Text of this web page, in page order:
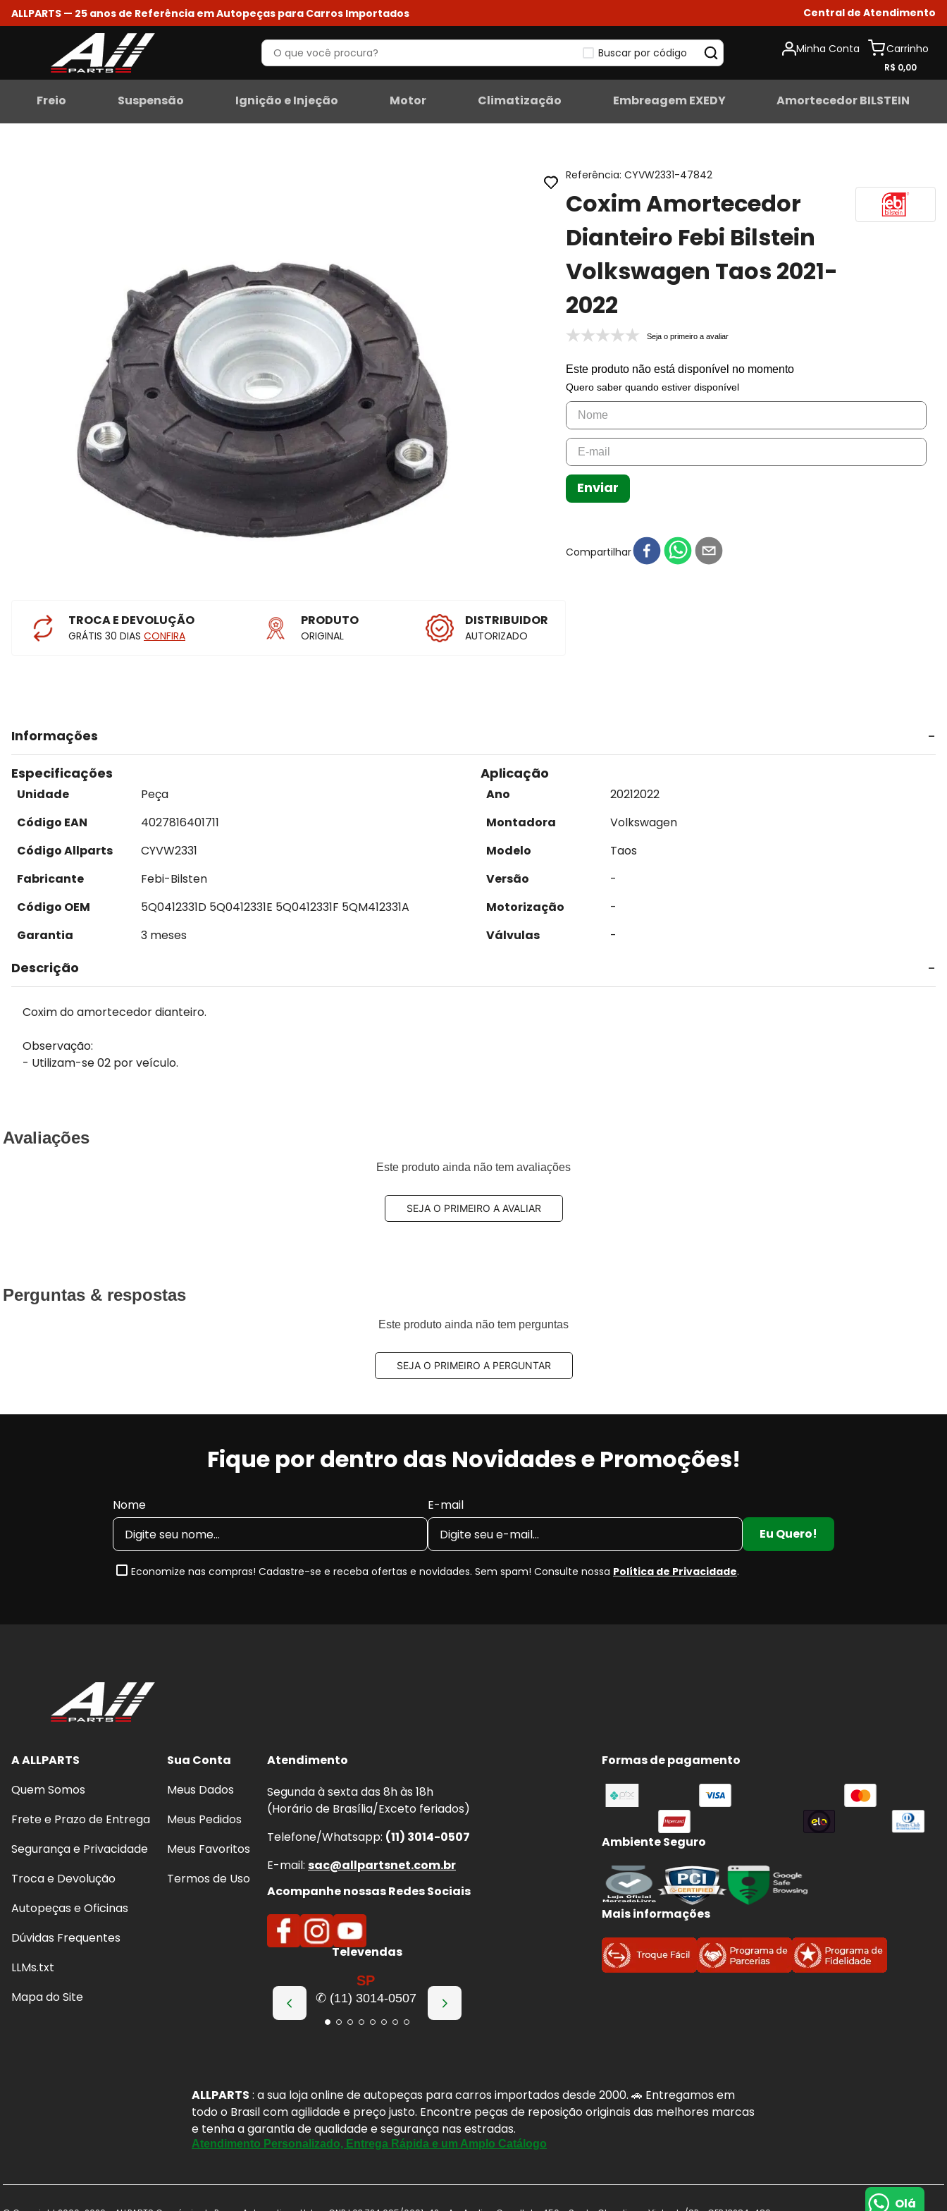
ALLPARTS — 25 anos de Referência em Autopeças para Carros Importados Central de Atendimento
Buscar por código Minha Conta
R$ 0,00
Freio Suspensão Ignição e Injeção Motor Climatização Embreagem EXEDY Amortecedor BILSTEIN
Olá
TROCA E DEVOLUÇÃO
GRÁTIS 30 DIAS CONFIRA
PRODUTO
ORIGINAL
DISTRIBUIDOR
AUTORIZADO
Referência:CYVW2331-47842
Coxim Amortecedor
Dianteiro Febi Bilstein
Volkswagen Taos 2021-
2022
Seja o primeiro a avaliar
Este produto não está disponível no momento
Quero saber quando estiver disponível
Enviar
Compartilhar
Informações
Especificações
Unidade
Peça
Código EAN
4027816401711
Código Allparts
CYVW2331
Fabricante
Febi-Bilsten
Código OEM
5Q0412331D 5Q0412331E 5Q0412331F 5QM412331A
Garantia
3 meses
Aplicação
Ano 20212022
Montadora
Volkswagen
Modelo
Taos
Versão
-
Motorização
-
Válvulas
-
Descrição
Coxim do amortecedor dianteiro.
Observação:
- Utilizam-se 02 por veículo.
Avaliações
Este produto ainda não tem avaliações
SEJA O PRIMEIRO A AVALIAR
Perguntas & respostas
Este produto ainda não tem perguntas
SEJA O PRIMEIRO A PERGUNTAR
Fique por dentro das Novidades e Promoções!
Nome
E-mail
Eu Quero!
Economize nas compras! Cadastre-se e receba ofertas e novidades. Sem spam! Consulte nossa Política de Privacidade.
A ALLPARTS
Quem Somos
Frete e Prazo de Entrega
Segurança e Privacidade
Troca e Devolução
Autopeças e Oficinas
Dúvidas Frequentes
LLMs.txt
Mapa do Site
Sua Conta
Meus Dados
Meus Pedidos
Meus Favoritos
Termos de Uso
Atendimento
Segunda à sexta das 8h às 18h
(Horário de Brasília/Exceto feriados)
Telefone/Whatsapp: (11) 3014-0507
E-mail: sac@allpartsnet.com.br
Acompanhe nossas Redes Sociais
Televendas
SP
✆ (11) 3014-0507
Formas de pagamento
Ambiente Seguro
Mais informações
ALLPARTS : a sua loja online de autopeças para carros importados desde 2000. 🚗 Entregamos em
todo o Brasil com agilidade e preço justo. Encontre peças de reposição originais das melhores marcas
e tenha a garantia de qualidade e segurança nas estradas.
Atendimento Personalizado, Entrega Rápida e um Amplo Catálogo